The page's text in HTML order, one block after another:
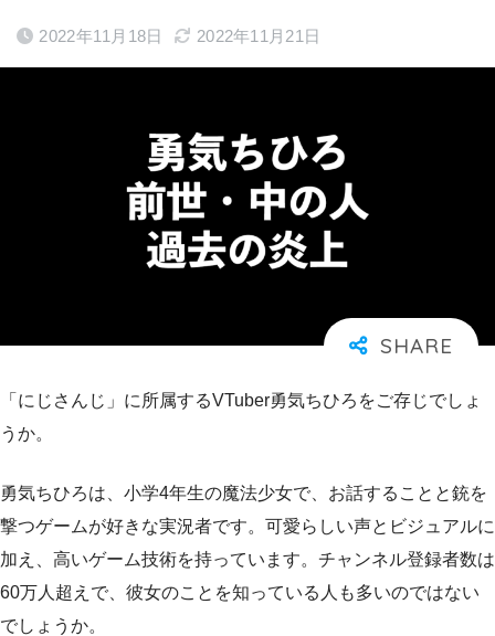
2022年11月18日 2022年11月21日
「にじさんじ」に所属するVTuber勇気ちひろをご存じでしょ
うか。
勇気ちひろは、小学4年生の魔法少女で、お話することと銃を
撃つゲームが好きな実況者です。可愛らしい声とビジュアルに
加え、高いゲーム技術を持っています。チャンネル登録者数は
60万人超えで、彼女のことを知っている人も多いのではない
でしょうか。